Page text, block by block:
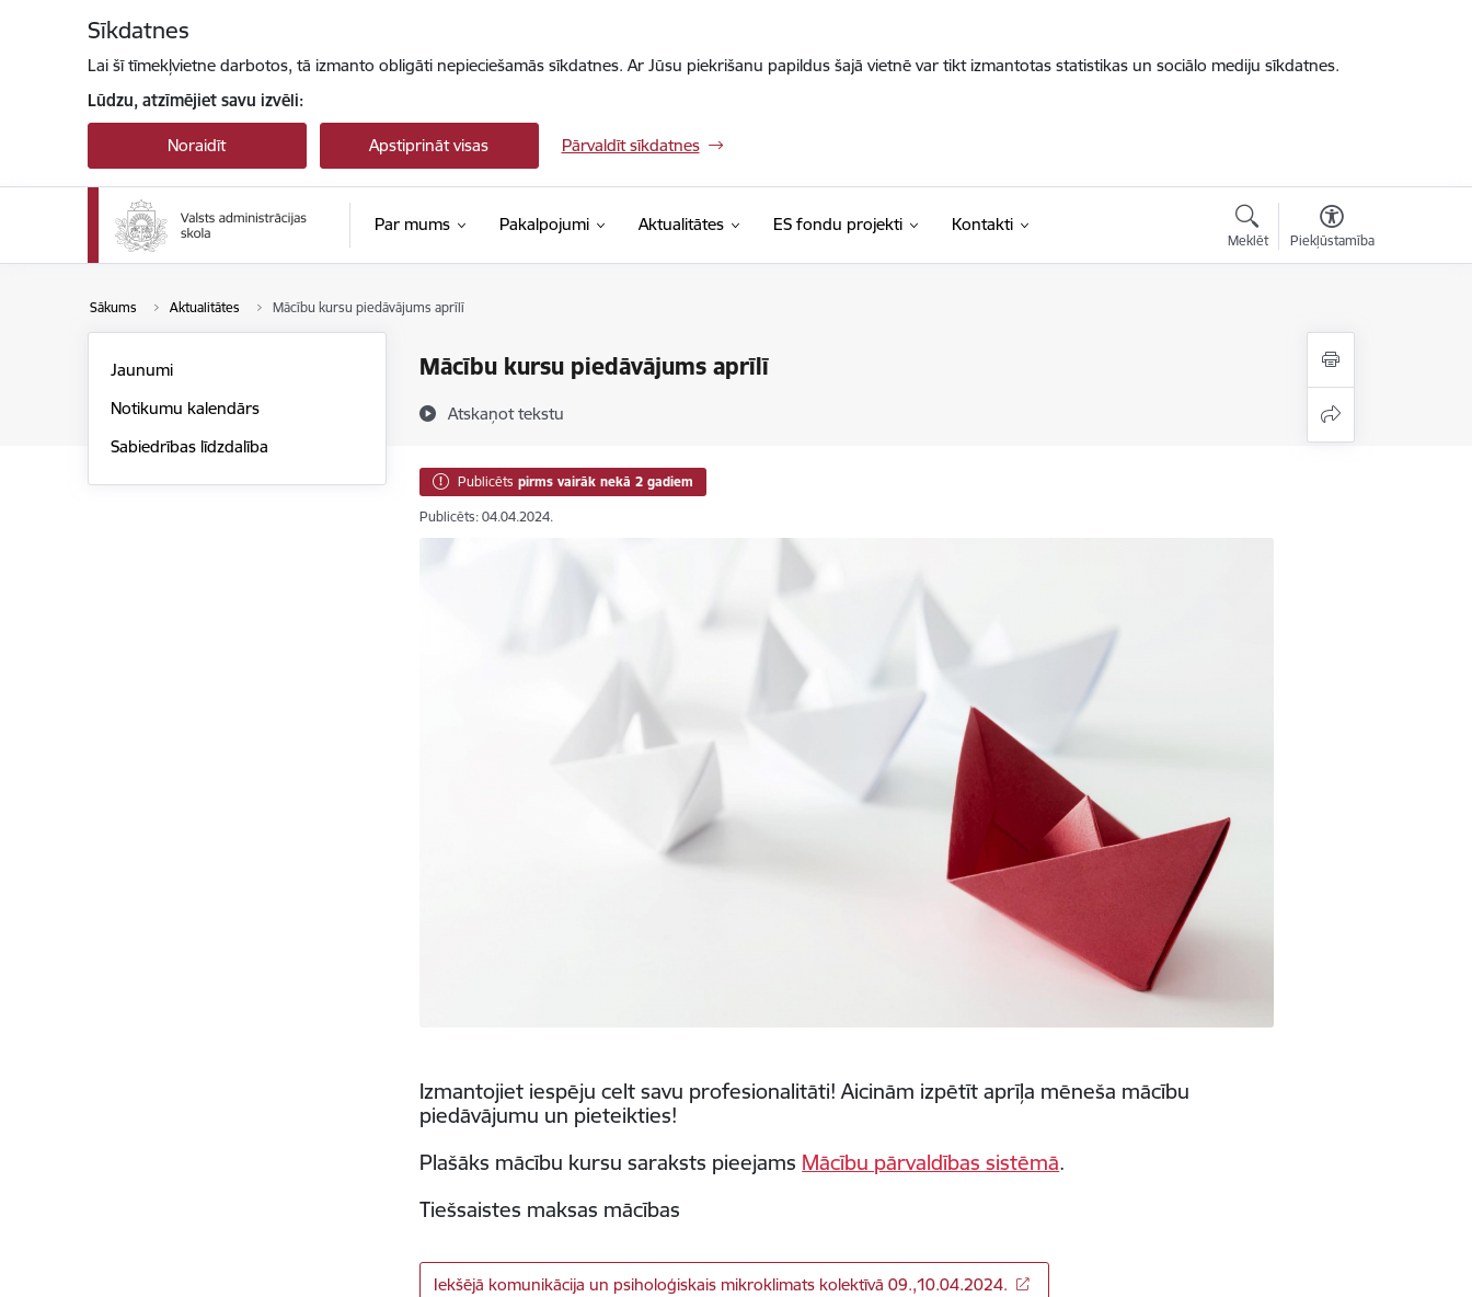
Sīkdatnes
Lai šī tīmekļvietne darbotos, tā izmanto obligāti nepieciešamās sīkdatnes. Ar Jūsu piekrišanu papildus šajā vietnē var tikt izmantotas statistikas un sociālo mediju sīkdatnes.
Lūdzu, atzīmējiet savu izvēli:
Noraidīt Apstiprināt visas Pārvaldīt sīkdatnes
Par mums Pakalpojumi Aktualitātes ES fondu projekti Kontakti
Meklēt Piekļūstamība
Sākums Aktualitātes Mācību kursu piedāvājums aprīlī
Mācību kursu piedāvājums aprīlī
Atskaņot tekstu
Jaunumi
Notikumu kalendārs
Sabiedrības līdzdalība
Publicēts pirms vairāk nekā 2 gadiem
Publicēts: 04.04.2024.
Izmantojiet iespēju celt savu profesionalitāti! Aicinām izpētīt aprīļa mēneša mācību
piedāvājumu un pieteikties!
Plašāks mācību kursu saraksts pieejams Mācību pārvaldības sistēmā.
Tiešsaistes maksas mācības
Iekšējā komunikācija un psiholoģiskais mikroklimats kolektīvā 09.,10.04.2024.